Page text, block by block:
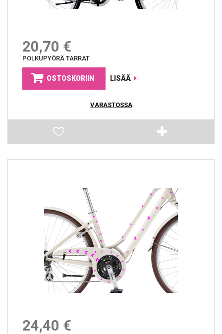
20,70 €
POLKUPYÖRÄ TARRAT
OSTOSKORIIN LISÄÄ
VARASTOSSA
24,40 €